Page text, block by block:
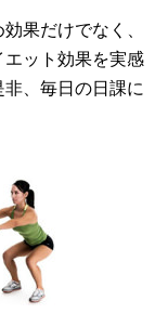
果だけでなく、
ット効果を実感
、毎日の日課に